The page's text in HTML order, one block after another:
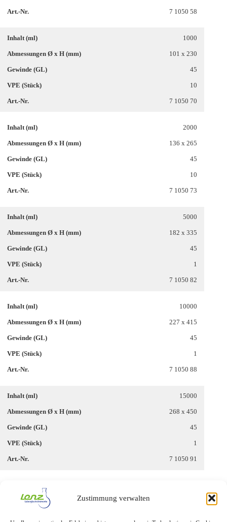
Zustimmung verwalten
7 1050 58
1000
101 x 230
45
10
7 1050 70
2000
136 x 265
45
10
7 1050 73
5000
182 x 335
45
1
7 1050 82
10000
227 x 415
45
1
7 1050 88
15000
268 x 450
45
1
7 1050 91